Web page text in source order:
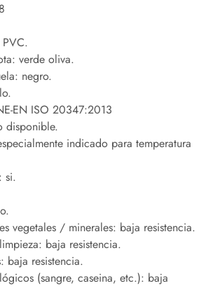
verde oliva.
negro.
EN ISO 20347:2013
disponible.
indicado para temperatura
si.
vegetales / minerales: baja resistencia.
baja resistencia.
baja resistencia.
(sangre, caseina, etc.): baja